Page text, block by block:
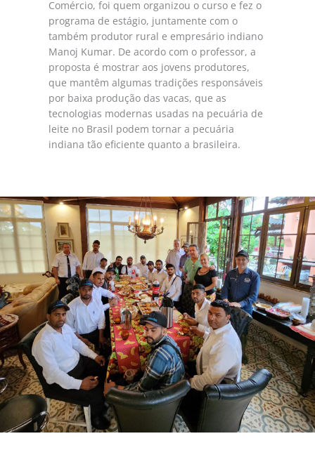
Comércio, foi quem organizou o curso e fez o
programa de estágio, juntamente com o
também produtor rural e empresário indiano
Manoj Kumar. De acordo com o professor, a
proposta é mostrar aos jovens produtores,
que mantêm algumas tradições responsáveis
por baixa produção das vacas, que as
tecnologias modernas usadas na pecuária de
leite no Brasil podem tornar a pecuária
indiana tão eficiente quanto a brasileira.